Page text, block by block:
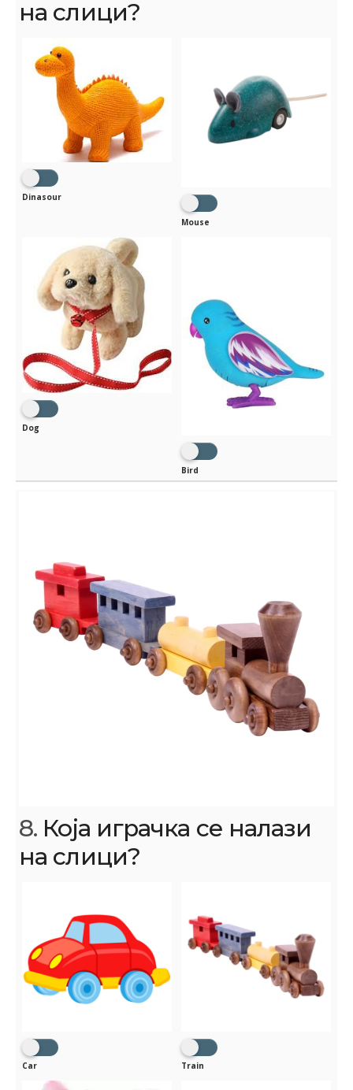
на слици?
Dinasour
Mouse
Dog
Bird
8. Која играчка се налази
на слици?
Car Train